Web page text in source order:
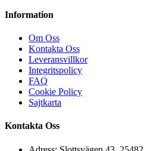
Information
Om Oss
Kontakta Oss
Leveransvillkor
Integritspolicy
FAQ
Cookie Policy
Sajtkarta
Kontakta Oss